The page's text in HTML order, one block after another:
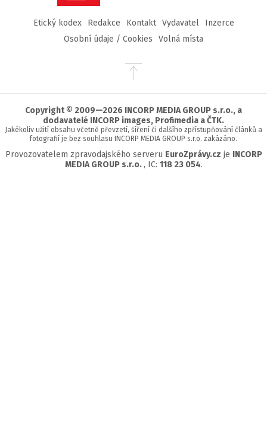
Etický kodex Redakce Kontakt Vydavatel
Inzerce
Osobní údaje / Cookies
Volná místa
Přejít
stránky
Copyright © 2009—2026 INCORP MEDIA GROUP s.r.o., a
dodavatelé INCORP images, Profimedia a ČTK.
Jakékoliv užití obsahu včetně převzetí, šíření či dalšího zpřístupňování článků a
fotografií je bez souhlasu INCORP MEDIA GROUP s.r.o. zakázáno.
Provozovatelem zpravodajského serveru EuroZprávy.cz je INCORP
MEDIA GROUP s.r.o. , IC: 118 23 054.